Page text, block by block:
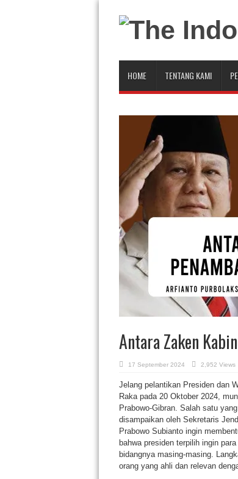
HOME TENTANG KAMI
Antara Zaken
17 September 2024 2,952 Views
Jelang pelantikan Presiden dan
Raka pada 20 Oktober 2024,
Prabowo-Gibran. Salah satu
disampaikan oleh Sekretaris
Prabowo Subianto ingin
bahwa presiden terpilih ingin
bidangnya masing-masing.
orang yang ahli dan relevan